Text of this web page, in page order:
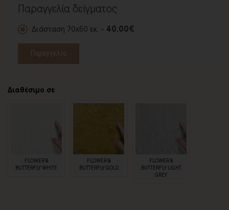
Παραγγελία δείγματος
Διάσταση 70x50 εκ. - 40,00€
Παραγγελία
Διαθέσιμο σε
FLOWER &
BUTTERFLY WHITE
FLOWER &
BUTTERFLY GOLD
FLOWER &
BUTTERFLY LIGHT
GREY